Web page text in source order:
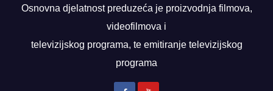
Osnovna djelatnost preduzeća je proizvodnja filmova,
videofilmova i
televizijskog programa, te emitiranje televizijskog
programa